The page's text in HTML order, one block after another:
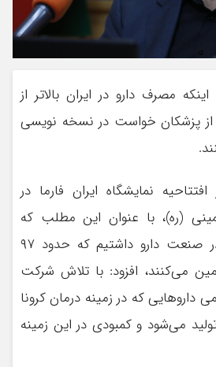
مصرف دارو در ایران بالاتر از
پزشکان خواست در نسخه نویسی
نمایشگاه ایران فارما در
(ره)، با عنوان این مطلب که
پیشرفت‌های خوبی در صنعت دارو داشتیم که حدود ۹۷
می‌کنند، افزود: با تلاش شرکت
داروهایی که در زمینه درمان کرونا
می‌شود و کمبودی در این زمینه